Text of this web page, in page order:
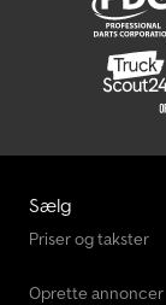
Sælg
Priser og takster
Oprette annoncer